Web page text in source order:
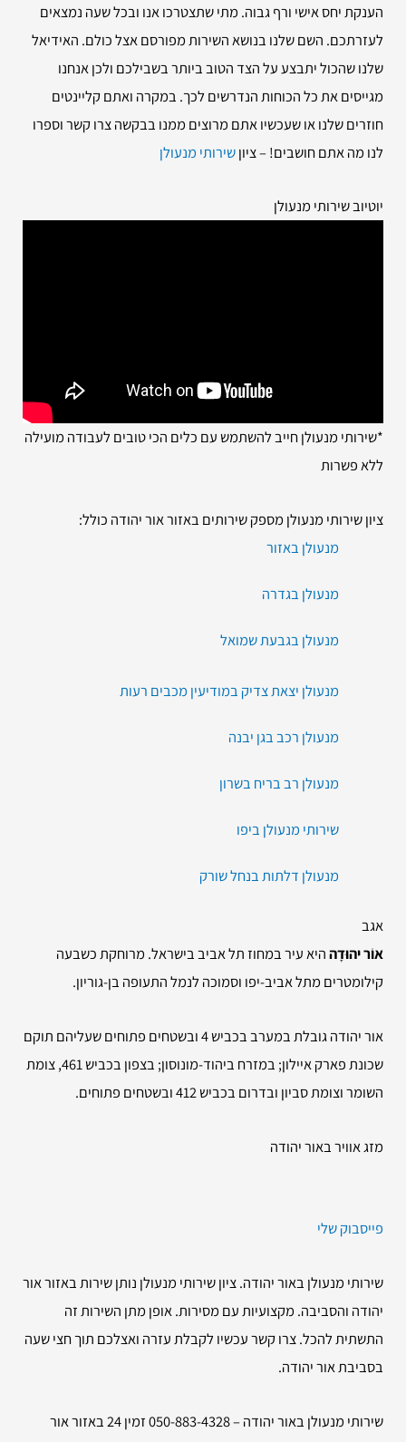
הענקת יחס אישי ורף גבוה. מתי שתצטרכו אנו ובכל שעה נמצאים
לעזרתכם. השם שלנו בנושא השירות מפורסם אצל כולם. האידיאל
שלנו שהכול יתבצע על הצד הטוב ביותר בשבילכם ולכן אנחנו
מגייסים את כל הכוחות הנדרשים לכך. במקרה ואתם קליינטים
חוזרים שלנו או שעכשיו אתם מרוצים ממנו בבקשה צרו קשר וספרו
לנו מה אתם חושבים! – ציוןשירותי מנעולן
יוטיוב שירותי מנעולן
*שירותי מנעולן חייב להשתמש עם כלים הכי טובים לעבודה מועילה
ללא פשרות
ציון שירותי מנעולן מספק שירותים באזור אור יהודה כולל:
מנעולן באזור
מנעולן בגדרה
מנעולן בגבעת שמואל
מנעולן יצאת צדיק במודיעין מכבים רעות
מנעולן רכב בגן יבנה
מנעולן רב בריח בשרון
שירותי מנעולן ביפו
מנעולן דלתות בנחל שורק
אגב
אוֹר יהוּדָההיא עיר במחוז תל אביב בישראל. מרוחקת כשבעה
קילומטרים מתל אביב-יפו וסמוכה לנמל התעופה בן-גוריון.
אור יהודה גובלת במערב בכביש 4 ובשטחים פתוחים שעליהם תוקם
שכונת פארק איילון; במזרח ביהוד-מונוסון; בצפון בכביש 461, צומת
השומר וצומת סביון ובדרום בכביש 412 ובשטחים פתוחים.
מזג אוויר באור יהודה
פייסבוק שלי
שירותי מנעולן באור יהודה. ציון שירותי מנעולן נותן שירות באזור אור
יהודה והסביבה. מקצועיות עם מסירות. אופן מתן השירות זה
התשתית להכל. צרו קשר עכשיו לקבלת עזרה ואצלכם תוך חצי שעה
בסביבת אור יהודה.
שירותי מנעולן באור יהודה – 050-883-4328 זמין 24 באזור אור